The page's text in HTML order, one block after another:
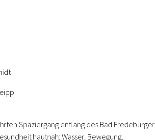
Spaziergang entlang des Bad Fredeburger
hautnah: Wasser, Bewegung,